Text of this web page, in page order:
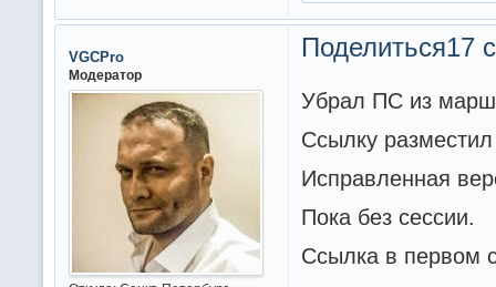
Поделиться17
VGCPro
Модератор
Убрал ПС из
Ссылку
Исправленная
Пока без сессии.
Ссылка в первом